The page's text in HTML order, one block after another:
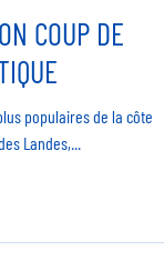
COUP DE
populaires de la côte
Landes,...